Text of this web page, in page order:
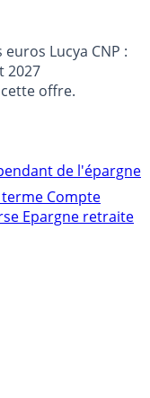
euros Lucya CNP :
2027
offre.
de l'épargne
terme Compte
Epargne retraite